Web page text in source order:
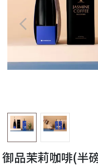
御品茉莉咖啡(半